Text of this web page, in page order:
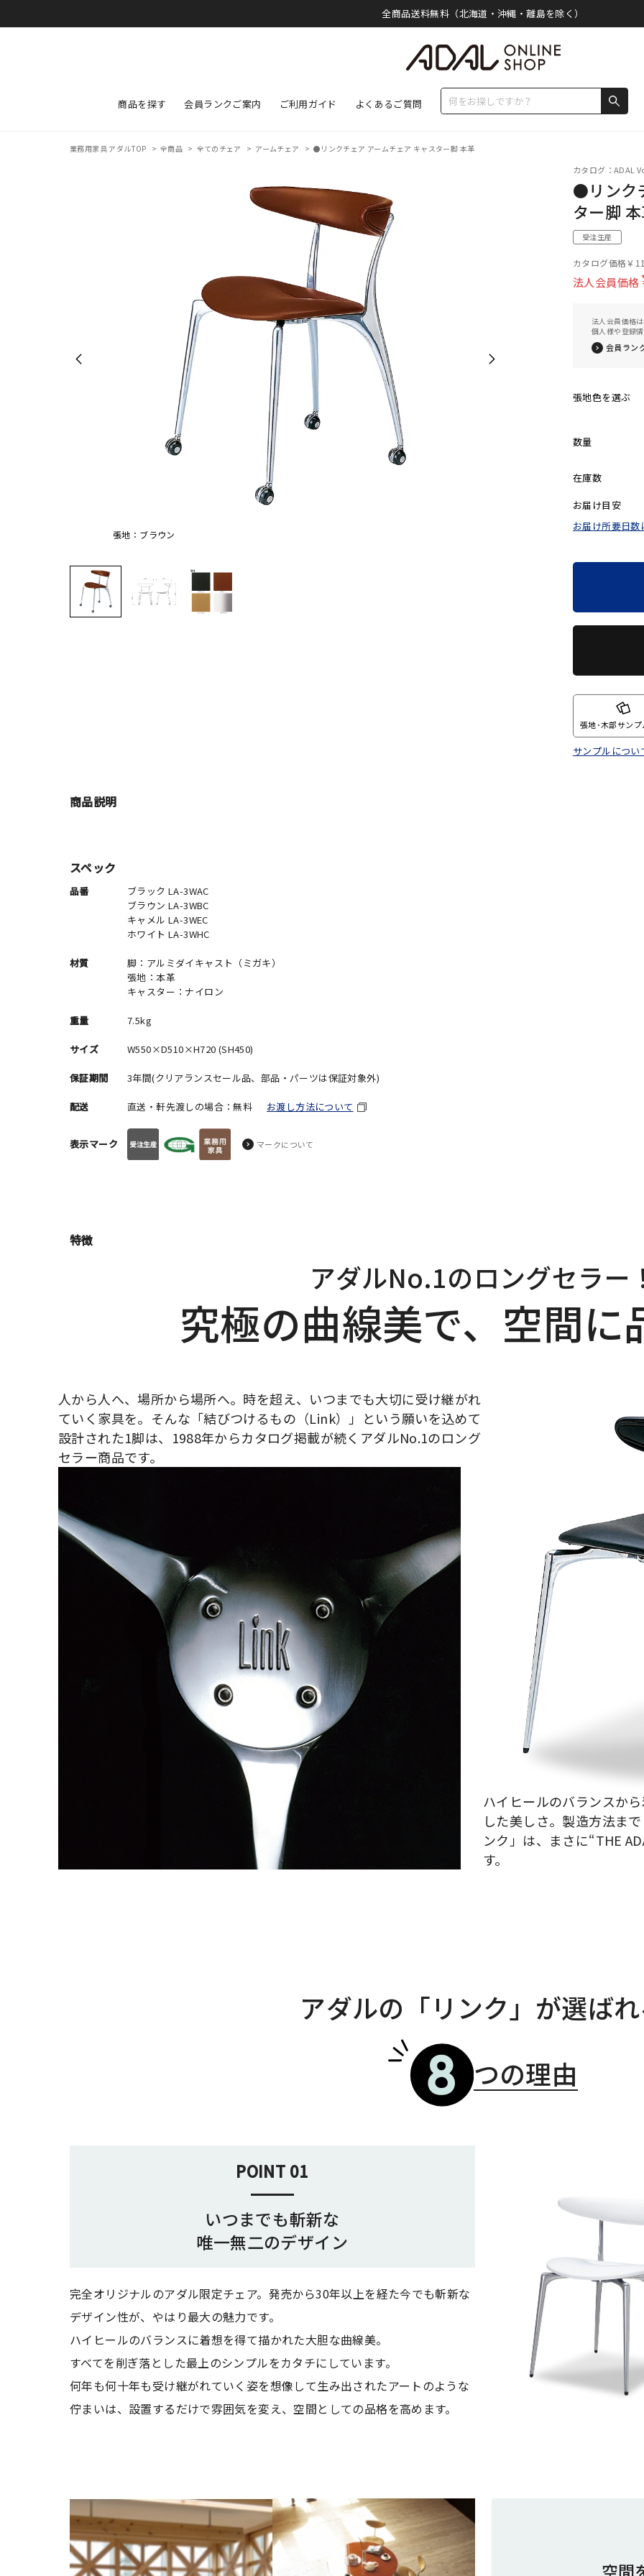
全商品送料無料（北海道・沖縄・離島を除く）
商品を探す 会員ランクご案内 ご利用ガイド よくあるご質問
業務用家具 アダルTOP >全商品 > 全てのチェア > アームチェア > ●リンクチェア アームチェア キャスター脚 本革
張地：ブラウン
カタログ：ADAL
●リンク
ター脚
受注生産
カタログ価格￥
法人会員価格
法人会員価格
個人様や登録
会員ラン
張地色を選ぶ
数量
在庫数
お届け目安
お届け所要日数
張地･木部サン
サンプルについ
商品説明
スペック
品番
ブラック LA-3WAC
ブラウン LA-3WBC
キャメル LA-3WEC
ホワイト LA-3WHC
材質
脚：アルミダイキャスト（ミガキ）
張地：本革
キャスター：ナイロン
重量 7.5kg
サイズ W550×D510×H720 (SH450)
保証期間 3年間(クリアランスセール品、部品・パーツは保証対象外)
配送 直送・軒先渡しの場合：無料 お渡し方法について
表示マーク マークについて
特徴
アダルNo.1のロングセラー
究極の曲線美で、空間に
人から人へ、場所から場所へ。時を超え、いつまでも大切に受け継がれ
ていく家具を。そんな「結びつけるもの（Link）」という願いを込めて
設計された1脚は、1988年からカタログ掲載が続くアダルNo.1のロング
セラー商品です。
ハイヒールのバランスか
した美しさ。製造方法ま
ンク」は、まさに“THE
す。
アダルの「リンク」が選ば
つの理由
POINT 01
いつまでも斬新な
唯一無二のデザイン
完全オリジナルのアダル限定チェア。発売から30年以上を経た今でも斬新な
デザイン性が、やはり最大の魅力です。
ハイヒールのバランスに着想を得て描かれた大胆な曲線美。
すべてを削ぎ落とした最上のシンプルをカタチにしています。
何年も何十年も受け継がれていく姿を想像して生み出されたアートのような
佇まいは、設置するだけで雰囲気を変え、空間としての品格を高めます。
空間